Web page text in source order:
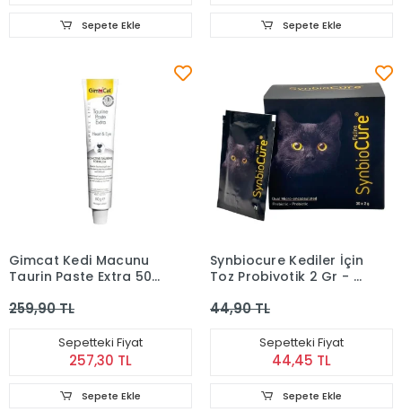
Sepete Ekle Sepete Ekle
Gimcat Kedi Macunu
Taurin Paste Extra 50
259,90 TL
Sepetteki Fiyat
257,30 TL
Sepete Ekle
Synbiocure Kediler İçin
Toz Probiyotik 2 Gr - 1
44,90 TL
Sepetteki Fiyat
44,45 TL
Sepete Ekle